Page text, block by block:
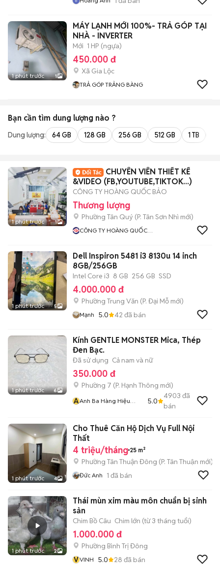
1 phút trước 1
MÁY LẠNH MỚI 100%- TRẢ GÓP TẠI
NHÀ - INVERTER
Mới 1 HP (ngựa)
450.000 đ
Xã Gia Lộc
TRẢ GÓP TRẢNG BÀNG
Bạn cần tìm dung lượng nào ?
Dung lượng: 64 GB 128 GB 256 GB 512 GB 1 TB
1 phút trước 1
CHUYÊN VIÊN THIẾT KẾ
&VIDEO (FB,YOUTUBE,TIKTOK...)
CÔNG TY HOÀNG QUỐC BẢO
Thương lượng
Phường Tân Quý (P. Tân Sơn Nhì mới)
CÔNG TY HOÀNG QUỐC
1 phút trước 5
Dell Inspiron 5481 i3 8130u 14 inch
8GB/256GB
Intel Core i3 8 GB 256 GB SSD
4.000.000 đ
Phường Trung Văn (P. Đại Mỗ mới)
Mạnh 5.0 42 đã bán
1 phút trước 6
Kính GENTLE MONSTER Mica, Thép
Đen Bạc.
Đã sử dụng Cả nam và nữ
350.000 đ
Phường 7 (P. Hạnh Thông mới)
AAnh Ba Hàng Hiệu
5.0
4903 đã
bán
1 phút trước 4
Cho Thuê Căn Hộ Dịch Vụ Full Nội
Thất
4 triệu/tháng 25 m²
Phường Tân Thuận Đông (P. Tân Thuận mới)
Đức Anh 1 đã bán
1 phút trước 2
Thái mùn xim màu môn chuẩn bị sinh
sản
Chim Bồ Câu Chim lớn (từ 3 tháng tuổi)
1.000.000 đ
Phường Bình Trị Đông
VVINH 5.0 28 đã bán